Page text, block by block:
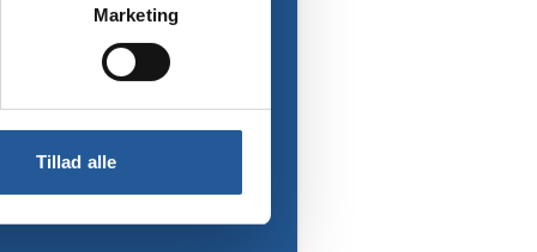
Marketing
Tillad alle